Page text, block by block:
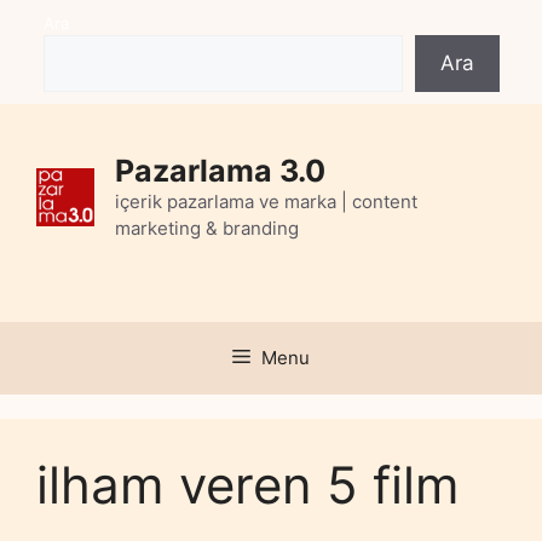
Ara
Pazarlama 3.0
içerik pazarlama ve marka | content
marketing & branding
Menu
ilham veren 5 film